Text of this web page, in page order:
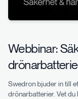
Webbinar:
Swedron bjuder in till
drönarbatterier. Vet du